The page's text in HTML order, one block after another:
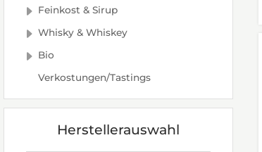
Feinkost & Sirup
Whisky & Whiskey
Bio
Verkostungen/Tastings
Herstellerauswahl